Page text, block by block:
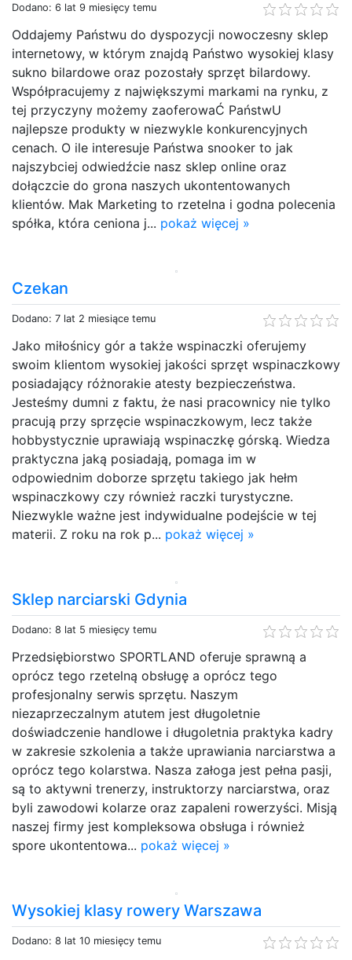
Dodano: 6 lat 9 miesięcy temu
Oddajemy Państwu do dyspozycji nowoczesny sklep
internetowy, w którym znajdą Państwo wysokiej klasy
sukno bilardowe oraz pozostały sprzęt bilardowy.
Współpracujemy z największymi markami na rynku, z
tej przyczyny możemy zaoferowaĆ PaństwU
najlepsze produkty w niezwykle konkurencyjnych
cenach. O ile interesuje Państwa snooker to jak
najszybciej odwiedźcie nasz sklep online oraz
dołączcie do grona naszych ukontentowanych
klientów. Mak Marketing to rzetelna i godna polecenia
spółka, która ceniona j... pokaż więcej »
Czekan
Dodano: 7 lat 2 miesiące temu
Jako miłośnicy gór a także wspinaczki oferujemy
swoim klientom wysokiej jakości sprzęt wspinaczkowy
posiadający różnorakie atesty bezpieczeństwa.
Jesteśmy dumni z faktu, że nasi pracownicy nie tylko
pracują przy sprzęcie wspinaczkowym, lecz także
hobbystycznie uprawiają wspinaczkę górską. Wiedza
praktyczna jaką posiadają, pomaga im w
odpowiednim doborze sprzętu takiego jak hełm
wspinaczkowy czy również raczki turystyczne.
Niezwykle ważne jest indywidualne podejście w tej
materii. Z roku na rok p... pokaż więcej »
Sklep narciarski Gdynia
Dodano: 8 lat 5 miesięcy temu
Przedsiębiorstwo SPORTLAND oferuje sprawną a
oprócz tego rzetelną obsługę a oprócz tego
profesjonalny serwis sprzętu. Naszym
niezaprzeczalnym atutem jest długoletnie
doświadczenie handlowe i długoletnia praktyka kadry
w zakresie szkolenia a także uprawiania narciarstwa a
oprócz tego kolarstwa. Nasza załoga jest pełna pasji,
są to aktywni trenerzy, instruktorzy narciarstwa, oraz
byli zawodowi kolarze oraz zapaleni rowerzyści. Misją
naszej firmy jest kompleksowa obsługa i również
spore ukontentowa... pokaż więcej »
Wysokiej klasy rowery Warszawa
Dodano: 8 lat 10 miesięcy temu